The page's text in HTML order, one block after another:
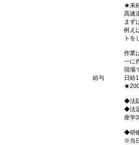
★未
高速
まず
例え
トを
作業
一に
現場
給与
日給
◆法
◆法
座学
◆研
※当